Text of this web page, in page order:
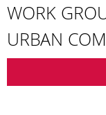
WORK
URBAN